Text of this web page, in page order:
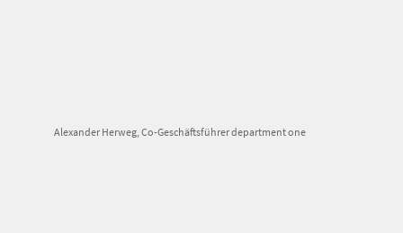
Alexander Herweg, Co-Geschäftsführer department one